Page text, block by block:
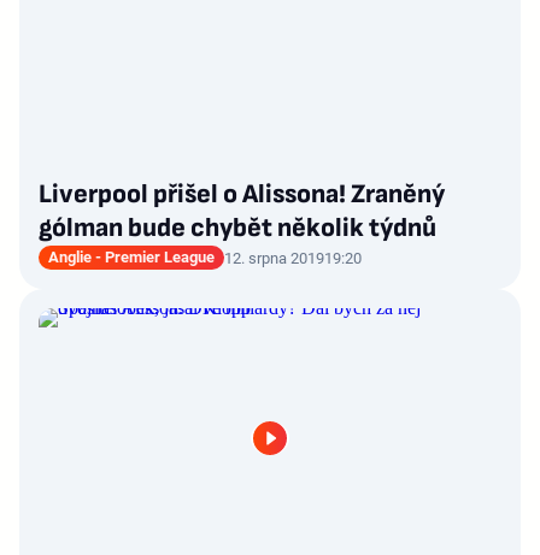
Liverpool přišel o Alissona! Zraněný
gólman bude chybět několik týdnů
Anglie - Premier League 12. srpna 201919:20